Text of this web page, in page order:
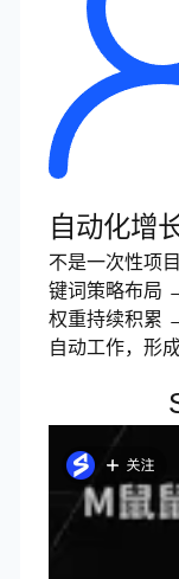
自动化增
不是一次性项
键词策略布局
权重持续积累
自动工作，形